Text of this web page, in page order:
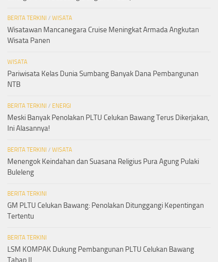
BERITA TERKINI / WISATA
Wisatawan Mancanegara Cruise Meningkat Armada Angkutan
Wisata Panen
WISATA
Pariwisata Kelas Dunia Sumbang Banyak Dana Pembangunan
NTB
BERITA TERKINI / ENERGI
Meski Banyak Penolakan PLTU Celukan Bawang Terus Dikerjakan,
Ini Alasannya!
BERITA TERKINI / WISATA
Menengok Keindahan dan Suasana Religius Pura Agung Pulaki
Buleleng
BERITA TERKINI
GM PLTU Celukan Bawang: Penolakan Ditunggangi Kepentingan
Tertentu
BERITA TERKINI
LSM KOMPAK Dukung Pembangunan PLTU Celukan Bawang
Tahap II